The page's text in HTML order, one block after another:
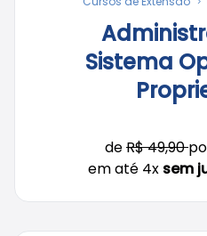
Sistema
deR$ 49,90
em até 4x sem